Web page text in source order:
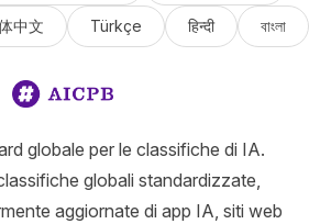
中文 Türkçe हिन्दी বাংলা
globale per le classifiche di IA.
globali standardizzate,
aggiornate di app IA, siti web